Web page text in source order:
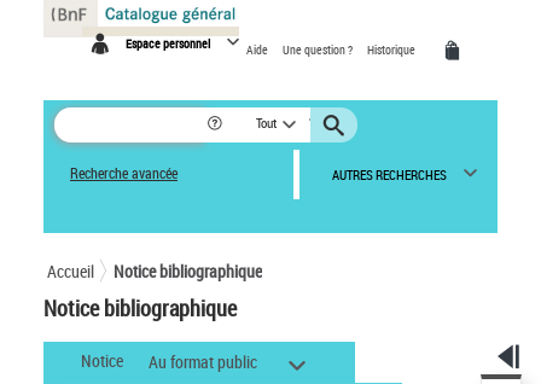
Espace personnel Aide Une question ? Historique
Tout
Recherche avancée AUTRES RECHERCHES
Accueil Notice bibliographique
Notice bibliographique
Notice Au format public
Panneau de gestion des cookies